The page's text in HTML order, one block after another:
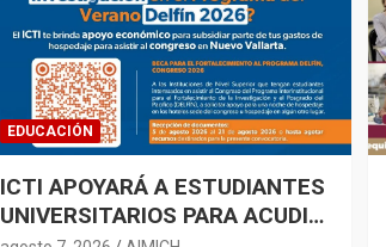
EDUCACIÓN
ICTI APOYARÁ A ESTUDIANTES
UNIVERSITARIOS PARA ACUDIR